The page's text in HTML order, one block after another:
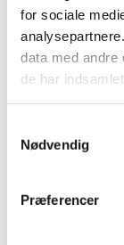
for sociale
data med andre
de har
Nødvendig
Præferencer